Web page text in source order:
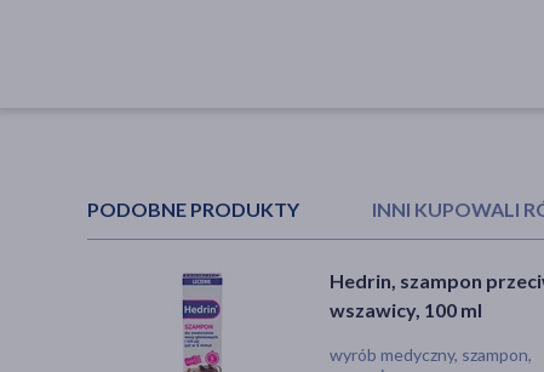
PODOBNE PRODUKTY INNI KUPOWALI
Hedrin, szampon
wszawicy, 100 ml
wyrób medyczny, szampon,
Pipi Nitolic Prevent
spray przeciw wszawicy,
wyrób medyczny, aerozol,